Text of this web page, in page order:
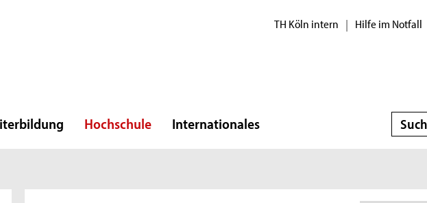
TH Köln intern | Hilfe im Notfall
Hochschule Internationales Suche